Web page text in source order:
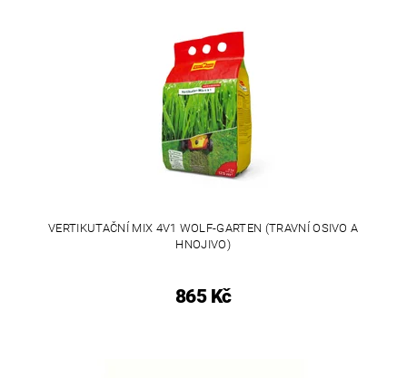
VERTIKUTAČNÍ MIX 4V1 WOLF-GARTEN (TRAVNÍ OSIVO A
HNOJIVO)
865 Kč